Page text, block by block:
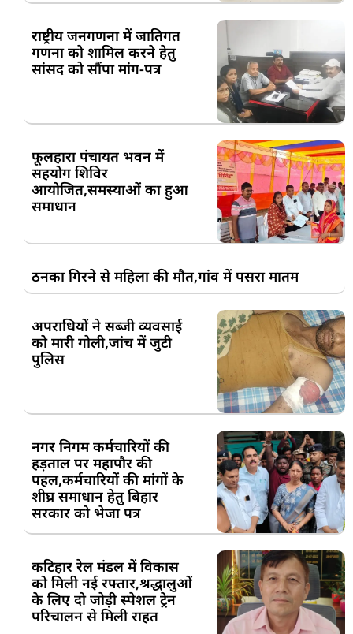
राष्ट्रीय जनगणना में जातिगत
गणना को शामिल करने हेतु
सांसद को सौंपा मांग-पत्र
फूलहारा पंचायत भवन में
सहयोग शिविर
आयोजित,समस्याओं का हुआ
समाधान
ठनका गिरने से महिला की मौत,गांव में पसरा मातम
अपराधियों ने सब्जी व्यवसाई
को मारी गोली,जांच में जुटी
पुलिस
नगर निगम कर्मचारियों की
हड़ताल पर महापौर की
पहल,कर्मचारियों की मांगों के
शीघ्र समाधान हेतु बिहार
सरकार को भेजा पत्र
कटिहार रेल मंडल में विकास
को मिली नई रफ्तार,श्रद्धालुओं
के लिए दो जोड़ी स्पेशल ट्रेन
परिचालन से मिली राहत